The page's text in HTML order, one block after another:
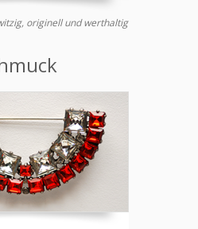
originell und werthaltig